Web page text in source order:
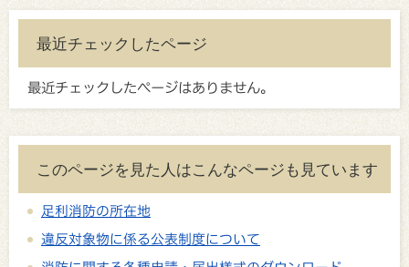
最近チェックしたページ
最近チェックしたページはありません。
このページを見た人はこんなページも見ています
足利消防の所在地
違反対象物に係る公表制度について